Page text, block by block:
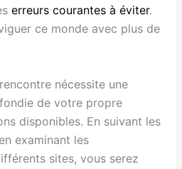
erreurs courantes à éviter.
ce monde avec plus de
nécessite une
de votre propre
disponibles. En suivant les
examinant les
sites, vous serez